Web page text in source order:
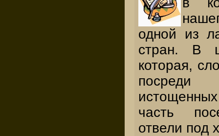
одной из
стран. В
которая,
часть
отвели под